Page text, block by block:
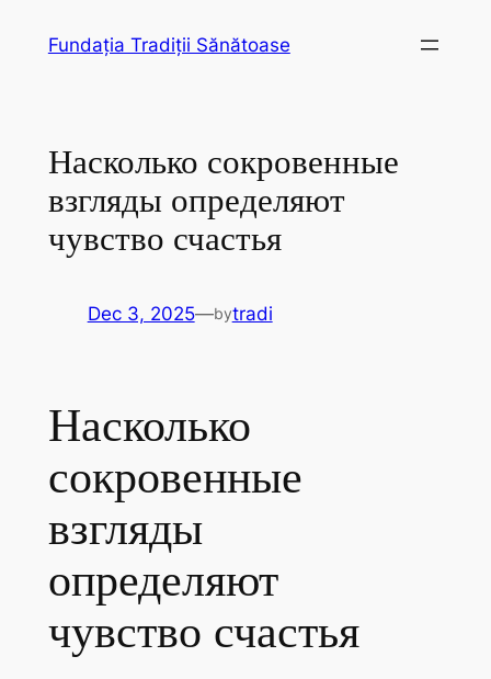
Fundația Tradiții Sănătoase
Насколько сокровенные
взгляды определяют
чувство счастья
Dec 3, 2025—bytradi
Насколько
сокровенные
взгляды
определяют
чувство счастья